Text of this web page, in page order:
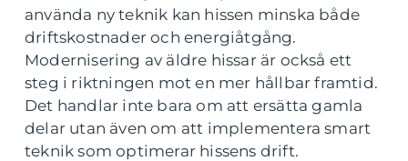
använda ny teknik kan hissen minska både
driftskostnader och energiåtgång.
Modernisering av äldre hissar är också ett
steg i riktningen mot en mer hållbar framtid.
Det handlar inte bara om att ersätta gamla
delar utan även om att implementera smart
teknik som optimerar hissens drift.